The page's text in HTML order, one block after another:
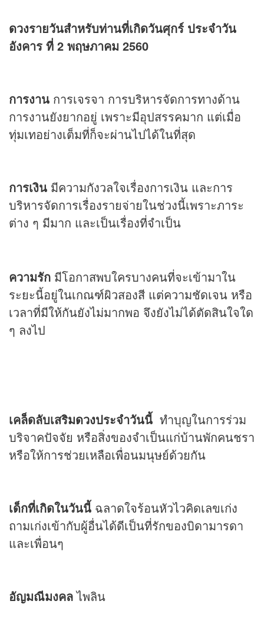
ดวงรายวันสำหรับท่านที่เกิดวันศุกร์ ประจำวัน
อังคาร ที่ 2 พฤษภาคม 2560
การงาน การเจรจา การบริหารจัดการทางด้าน
การงานยังยากอยู่ เพราะมีอุปสรรคมาก แต่เมื่อ
ทุ่มเทอย่างเต็มที่ก็จะผ่านไปได้ในที่สุด
การเงิน มีความกังวลใจเรื่องการเงิน และการ
บริหารจัดการเรื่องรายจ่ายในช่วงนี้เพราะภาระ
ต่าง ๆ มีมาก และเป็นเรื่องที่จำเป็น
ความรัก มีโอกาสพบใครบางคนที่จะเข้ามาใน
ระยะนี้อยู่ในเกณฑ์ผิวสองสี แต่ความชัดเจน หรือ
เวลาที่มีให้กันยังไม่มากพอ จึงยังไม่ได้ตัดสินใจใด
ๆ ลงไป
เคล็ดลับเสริมดวงประจำวันนี้ ทำบุญในการร่วม
บริจาคปัจจัย หรือสิ่งของจำเป็นแก่บ้านพักคนชรา
หรือให้การช่วยเหลือเพื่อนมนุษย์ด้วยกัน
เด็กที่เกิดในวันนี้ ฉลาดใจร้อนหัวไวคิดเลขเก่ง
ถามเก่งเข้ากับผู้อื่นได้ดีเป็นที่รักของบิดามารดา
และเพื่อนๆ
อัญมณีมงคลไพลิน